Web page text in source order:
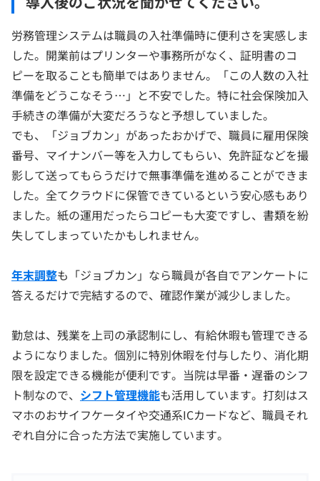
労務管理システムは職員の入社準備時に便利さを実感しま
した。開業前はプリンターや事務所がなく、証明書のコ
ピーを取ることも簡単ではありません。「この人数の入社
準備をどうこなそう…」と不安でした。特に社会保険加入
手続きの準備が大変だろうなと予想していました。
でも、「ジョブカン」があったおかげで、職員に雇用保険
番号、マイナンバー等を入力してもらい、免許証などを撮
影して送ってもらうだけで無事準備を進めることができま
した。全てクラウドに保管できているという安心感もあり
ました。紙の運用だったらコピーも大変ですし、書類を紛
失してしまっていたかもしれません。
年末調整も「ジョブカン」なら職員が各自でアンケートに
答えるだけで完結するので、確認作業が減少しました。
勤怠は、残業を上司の承認制にし、有給休暇も管理できる
ようになりました。個別に特別休暇を付与したり、消化期
限を設定できる機能が便利です。当院は早番・遅番のシフ
ト制なので、 シフト管理機能も活用しています。打刻はス
マホのおサイフケータイや交通系ICカードなど、職員それ
ぞれ自分に合った方法で実施しています。